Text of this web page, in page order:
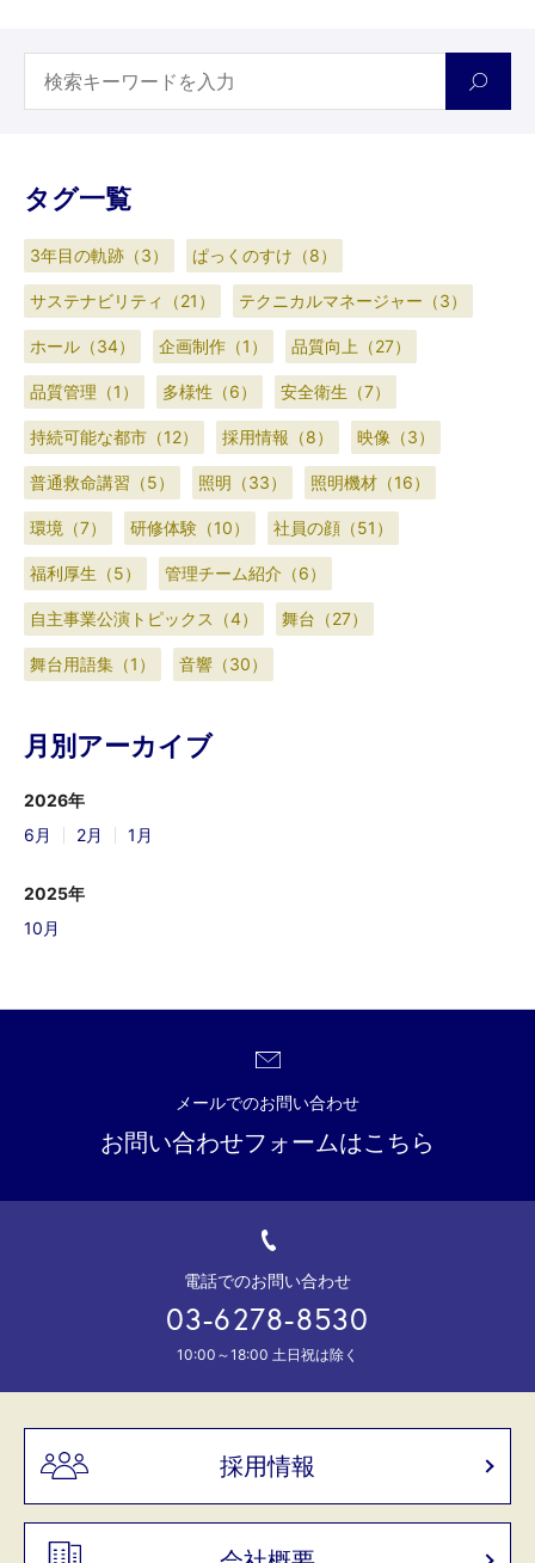
タグ一覧
3年目の軌跡（3） ぱっくのすけ（8）
サステナビリティ（21） テクニカルマネージャー（3）
ホール（34） 企画制作（1） 品質向上（27）
品質管理（1） 多様性（6） 安全衛生（7）
持続可能な都市（12） 採用情報（8） 映像（3）
普通救命講習（5） 照明（33） 照明機材（16）
環境（7） 研修体験（10） 社員の顔（51）
福利厚生（5） 管理チーム紹介（6）
自主事業公演トピックス（4） 舞台（27）
舞台用語集（1） 音響（30）
月別アーカイブ
2026年
6月
2月 1月
2025年
10月
メールでのお問い合わせ
お問い合わせフォームはこちら
電話でのお問い合わせ
03-6278-8530
10:00～18:00 土日祝は除く
採用情報